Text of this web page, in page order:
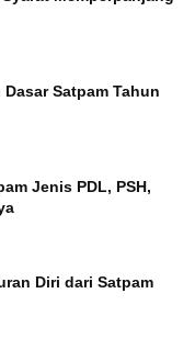
Satpam Tahun
Jenis PDL, PSH,
Diri dari Satpam